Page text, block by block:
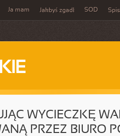
Ja mam Jakbyś zgadł SOD
WYCIECZKĘ
PRZEZ BIURO